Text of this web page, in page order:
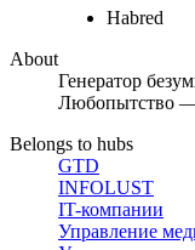
Habred
About
Генератор
Любопытство —
Belongs to hubs
GTD
INFOLUST
IT-компании
Управление